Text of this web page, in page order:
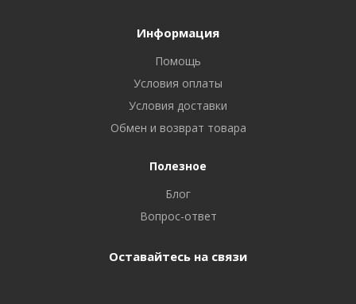
Информация
Помощь
Условия оплаты
Условия доставки
Обмен и возврат товара
Полезное
Блог
Вопрос-ответ
Оставайтесь на связи